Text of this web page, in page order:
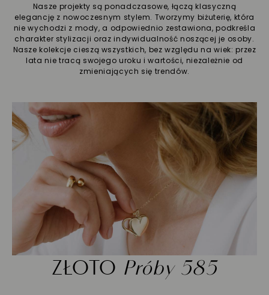
Nasze projekty są ponadczasowe, łączą klasyczną
elegancję z nowoczesnym stylem. Tworzymy biżuterię, która
nie wychodzi z mody, a odpowiednio zestawiona, podkreśla
charakter stylizacji oraz indywidualność noszącej je osoby.
Nasze kolekcje cieszą wszystkich, bez względu na wiek: przez
lata nie tracą swojego uroku i wartości, niezależnie od
zmieniających się trendów.
ZŁOTO Próby 585